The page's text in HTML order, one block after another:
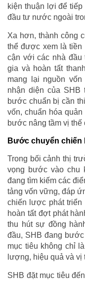
kiện thuận lợi để
đầu tư nước ngoài
Xa hơn, thành công
thể được xem là tiền
cận với các nhà
gia và hoàn tất
mang lại nguồn
nhận diện của
bước chuẩn bị cần
vốn, chuẩn hóa
bước nâng tầm vị thế
Bước chuyển
Trong bối cảnh thị
vọng bước vào chu
đang tìm kiếm các
tảng vốn vững, đáp
chiến lược phát
hoàn tất đợt phát
thu hút sự đồng
đầu, SHB đang
mục tiêu không chỉ
lượng, hiệu quả và vị
SHB đặt mục tiêu